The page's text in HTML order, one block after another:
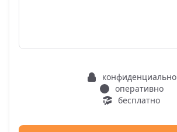
конфиденциально
оперативно
бесплатно